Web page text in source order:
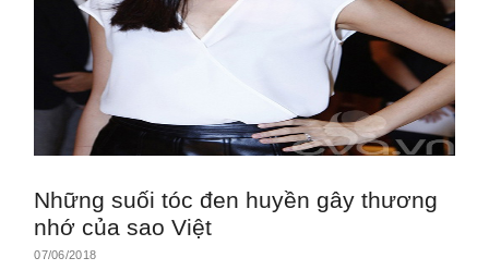
Những suối tóc đen huyền gây thương
nhớ của sao Việt
07/06/2018